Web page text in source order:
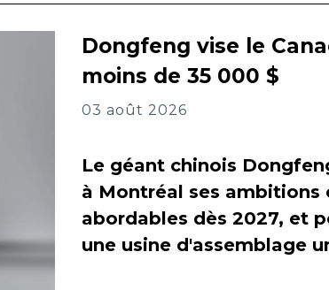
Dongfeng vise le
moins de 35 000 $
03 août 2026
Le géant chinois
à Montréal ses ambitions
abordables dès 2027, et
une usine d'assemblage